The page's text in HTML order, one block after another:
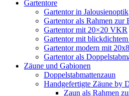
Gartentore
Gartentor in Jalousienoptik
Gartentor als Rahmen zur
Gartentor mit 20×20 VKR
Gartentor mit
Gartentor modern mit
Gartentor als
Zäune und Gabionen
Doppelstabmattenzaun
Handgefertigte Zäune by
Zaun als Rahmen